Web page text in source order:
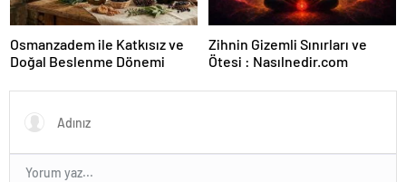
Osmanzadem ile Katkısız ve
Doğal Beslenme Dönemi
Zihnin Gizemli Sınırları ve
Ötesi : Nasılnedir.com